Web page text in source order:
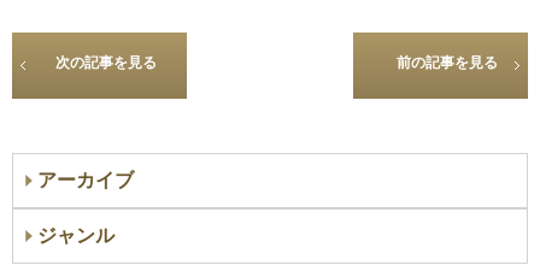
次の記事を見る 前の記事を見る
アーカイブ
ジャンル